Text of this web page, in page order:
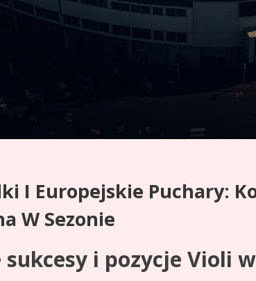
I Europejskie Puchary:
W Sezonie
i pozycje Violi